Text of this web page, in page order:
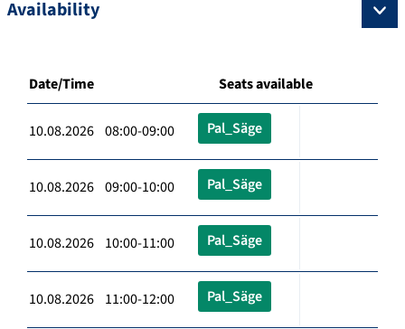
Availability
Date/Time Seats available
10.08.2026 08:00-09:00 Pal_Säge
10.08.2026 09:00-10:00 Pal_Säge
10.08.2026 10:00-11:00 Pal_Säge
10.08.2026 11:00-12:00 Pal_Säge